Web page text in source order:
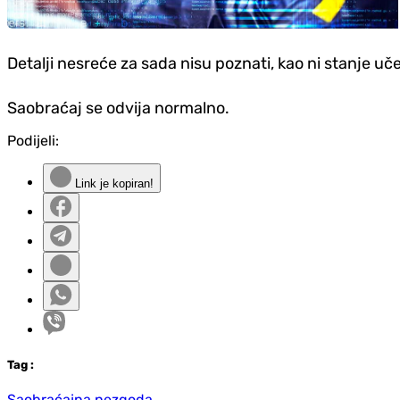
Detalji nesreće za sada nisu poznati, kao ni stanje
Saobraćaj se odvija normalno.
Podijeli:
Link je kopiran!
Tag :